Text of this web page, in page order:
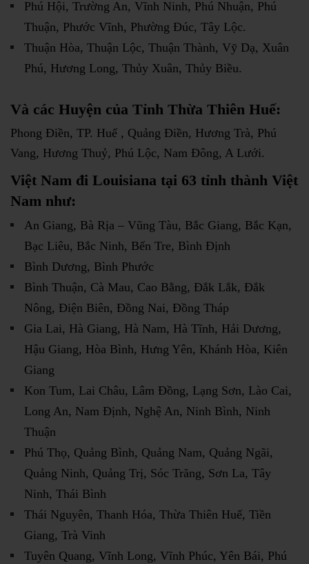
Phú Hội, Trường An, Vĩnh Ninh, Phú Nhuận, Phú
Thuận, Phước Vĩnh, Phường Đúc, Tây Lộc.
Thuận Hòa, Thuận Lộc, Thuận Thành, Vỹ Dạ, Xuân
Phú, Hương Long, Thủy Xuân, Thủy Biều.
Và các Huyện của Tỉnh Thừa Thiên Huế:
Phong Điền, TP. Huế , Quảng Điền, Hương Trà, Phú
Vang, Hương Thuỷ, Phú Lộc, Nam Đông, A Lưới.
Việt Nam đi Louisiana tại 63 tỉnh thành Việt
Nam như:
An Giang, Bà Rịa – Vũng Tàu, Bắc Giang, Bắc Kạn,
Bạc Liêu, Bắc Ninh, Bến Tre, Bình Định
Bình Dương, Bình Phước
Bình Thuận, Cà Mau, Cao Bằng, Đắk Lắk, Đắk
Nông, Điện Biên, Đồng Nai, Đồng Tháp
Gia Lai, Hà Giang, Hà Nam, Hà Tĩnh, Hải Dương,
Hậu Giang, Hòa Bình, Hưng Yên, Khánh Hòa, Kiên
Giang
Kon Tum, Lai Châu, Lâm Đồng, Lạng Sơn, Lào Cai,
Long An, Nam Định, Nghệ An, Ninh Bình, Ninh
Thuận
Phú Thọ, Quảng Bình, Quảng Nam, Quảng Ngãi,
Quảng Ninh, Quảng Trị, Sóc Trăng, Sơn La, Tây
Ninh, Thái Bình
Thái Nguyên, Thanh Hóa, Thừa Thiên Huế, Tiền
Giang, Trà Vinh
Tuyên Quang, Vĩnh Long, Vĩnh Phúc, Yên Bái, Phú